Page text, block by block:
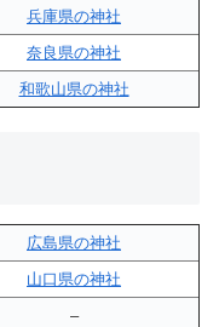
兵庫県の神社
奈良県の神社
和歌山県の神社
広島県の神社
山口県の神社
–